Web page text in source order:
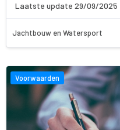
Laatste update 29/09/2025
Jachtbouw en Watersport
Voorwaarden